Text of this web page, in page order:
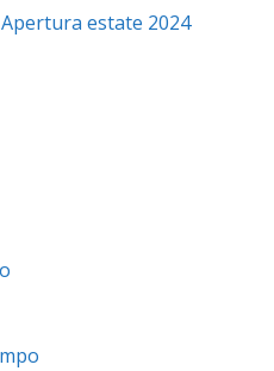
Apertura estate 2024